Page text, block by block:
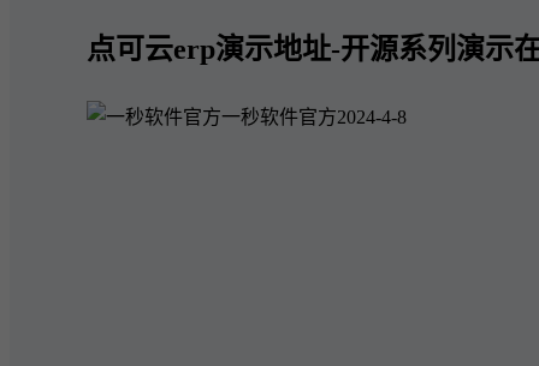
点可云erp演示地址-开源系列演示
一秒软件官方2024-4-8